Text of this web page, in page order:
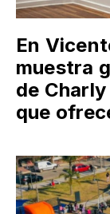
En
muestra
de
que